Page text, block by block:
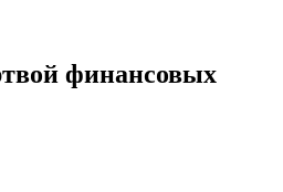
финансовых